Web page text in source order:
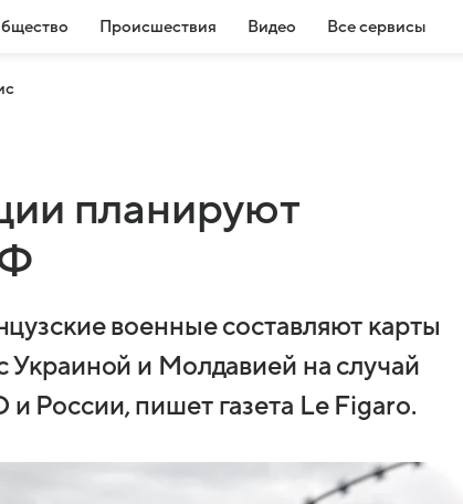
Происшествия Видео Все сервисы
планируют
военные составляют карты
Украиной и Молдавией на случай
России, пишет газета Le Figaro.